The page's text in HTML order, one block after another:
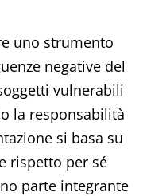
uno strumento
negative del
vulnerabili
la responsabilità
si basa su
rispetto per sé
parte integrante